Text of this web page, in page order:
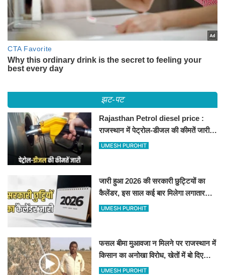
झट-पट
Rajasthan Petrol diesel price :
राजस्थान में पेट्रोल-डीजल की कीमतें जारी,
जानिए बीकानेर समेत पुरे प्रदेश में नए रेट
UMESH PUROHIT
जारी हुआ 2026 की सरकारी छुट्टियों का
कैलेंडर, इस साल कई बार मिलेगा लगातार
अवकाश, देखें
UMESH PUROHIT
फसल बीमा मुआवजा न मिलने पर राजस्थान में
किसान का अनोखा विरोध, खेतों में बो दिए
500-500 रुपए के नोट, वीडियो वायरल
UMESH PUROHIT